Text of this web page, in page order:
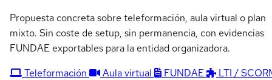
Propuesta concreta sobre teleformación, aula virtual o plan
mixto. Sin coste de setup, sin permanencia, con evidencias
FUNDAE exportables para la entidad organizadora.
Teleformación
Aula virtual FUNDAE LTI /